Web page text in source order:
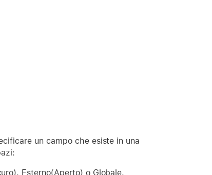
un campo che esiste in una
Esterno(Aperto) o Globale.